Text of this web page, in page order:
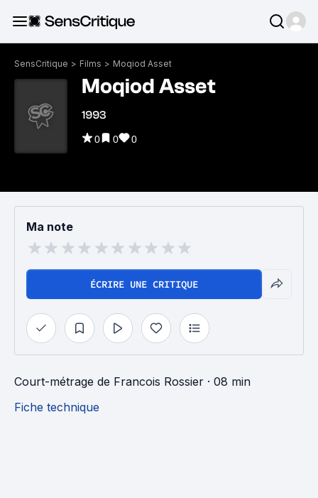
SensCritique > Films > Moqiod Asset
Moqiod Asset
1993
0 0 0
Ma note
ÉCRIRE UNE CRITIQUE
Court-métrage de Francois Rossier · 08 min
Fiche technique